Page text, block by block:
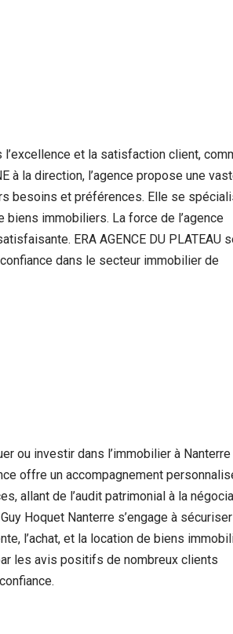
l’excellence et la satisfaction client,
à la direction, l’agence propose une
besoins et préférences. Elle se
immobiliers. La force de l’agence
ERA AGENCE DU PLATEAU
dans le secteur immobilier de
ou investir dans l’immobilier à
offre un accompagnement
allant de l’audit patrimonial à la
Hoquet Nanterre s’engage à
l’achat, et la location de biens
les avis positifs de nombreux clients